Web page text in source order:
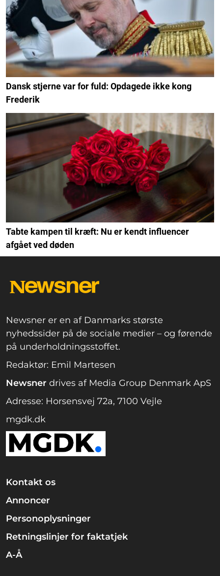
Dansk stjerne var for fuld: Opdagede ikke kong
Frederik
Tabte kampen til kræft: Nu er kendt influencer
afgået ved døden
Newsner er en af Danmarks største
nyhedssider på de sociale medier – og førende
på underholdningsstoffet.
Redaktør: Emil Martesen
Newsner drives af Media Group Denmark ApS
Adresse: Horsensvej 72a, 7100 Vejle
mgdk.dk
Kontakt os
Annoncer
Personoplysninger
Retningslinjer for faktatjek
A-Å